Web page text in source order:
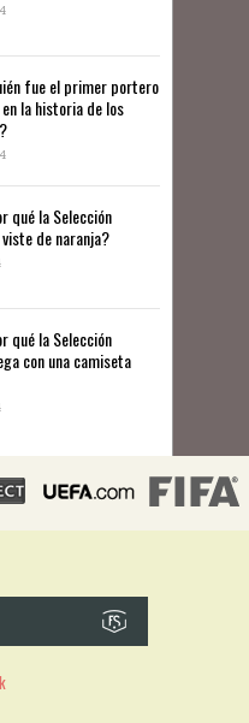
fue el primer portero
la historia de los
qué la Selección
de naranja?
qué la Selección
con una camiseta